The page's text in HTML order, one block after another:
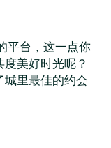
平台，这一点你
美好时光呢？
城里最佳的约会